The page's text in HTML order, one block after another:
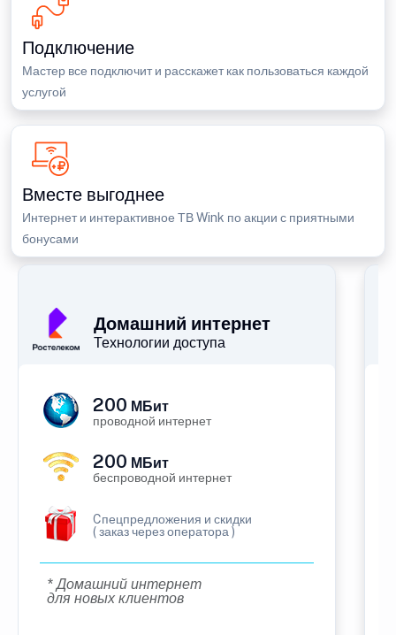
Подключение
Мастер все подключит и расскажет как пользоваться каждой
услугой
Вместе выгоднее
Интернет и интерактивное ТВ Wink по акции с приятными
бонусами
Домашний интернет
Технологии доступа
200 МБит
проводной интернет
200 МБит
беспроводной интернет
Cпецпредложения и скидки
( заказ через оператора )
* Домашний интернет
для новых клиентов